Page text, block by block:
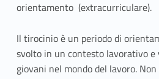
n
i
f
orientamento (extracurriculare).
Il tirocinio è un periodo di
svolto in un contesto lavorativo e
giovani nel mondo del lavoro.